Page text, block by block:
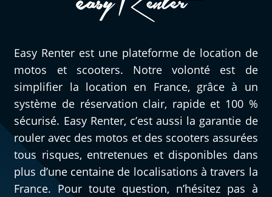
Easy Renter est une plateforme de location de
motos et scooters. Notre volonté est de
simplifier la location en France, grâce à un
système de réservation clair, rapide et 100 %
sécurisé. Easy Renter, c’est aussi la garantie de
rouler avec des motos et des scooters assurées
tous risques, entretenues et disponibles dans
plus d’une centaine de localisations à travers la
France. Pour toute question, n’hésitez pas à